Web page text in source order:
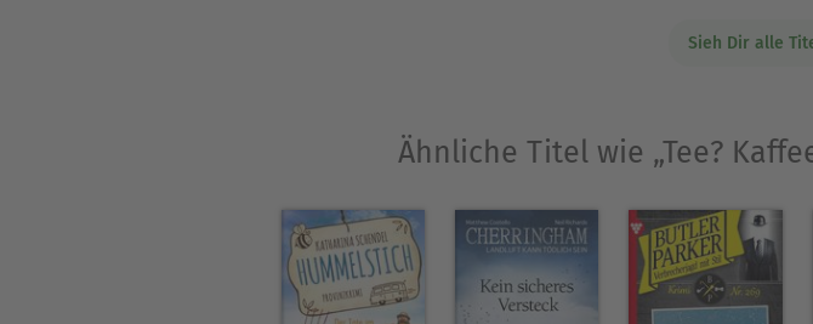
Sieh Dir alle
Ähnliche Titel wie „Tee?